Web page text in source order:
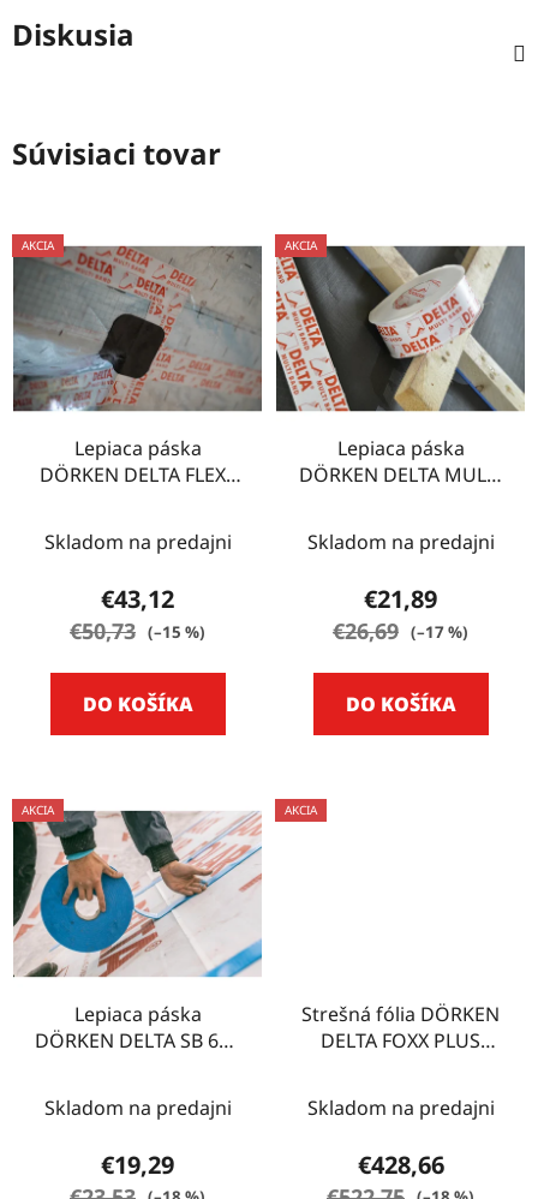
Diskusia
Súvisiaci tovar
AKCIA
Lepiaca páska
DÖRKEN DELTA FLEXX
Skladom na predajni
€43,12
€50,73 (–15 %)
DO KOŠÍKA
AKCIA
Lepiaca páska
DÖRKEN DELTA MULTI
Skladom na predajni
€21,89
€26,69 (–17 %)
DO KOŠÍKA
AKCIA
Lepiaca páska
DÖRKEN DELTA SB 60 -
Skladom na predajni
€19,29
AKCIA
Strešná fólia DÖRKEN
DELTA FOXX PLUS
Skladom na predajni
€428,66